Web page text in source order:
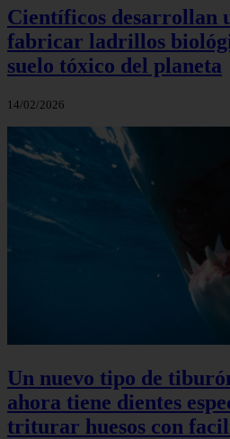
Científicos desarrollan
fabricar ladrillos
suelo tóxico del planeta
14/02/2026
Un nuevo tipo de
ahora tiene dientes
triturar huesos con